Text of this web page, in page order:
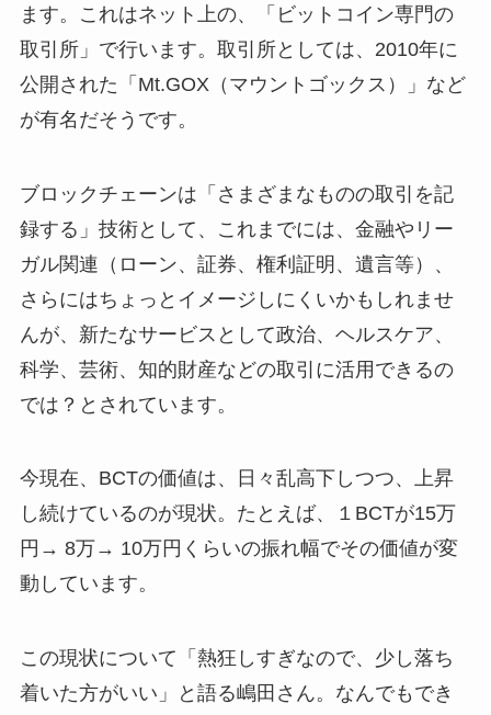
ます。これはネット上の、「ビットコイン専門の
取引所」で行います。取引所としては、2010年に
公開された「Mt.GOX（マウントゴックス）」など
が有名だそうです。
ブロックチェーンは「さまざまなものの取引を記
録する」技術として、これまでには、金融やリー
ガル関連（ローン、証券、権利証明、遺言等）、
さらにはちょっとイメージしにくいかもしれませ
んが、新たなサービスとして政治、ヘルスケア、
科学、芸術、知的財産などの取引に活用できるの
では？とされています。
今現在、BCTの価値は、日々乱高下しつつ、上昇
し続けているのが現状。たとえば、１BCTが15万
円→ 8万→ 10万円くらいの振れ幅でその価値が変
動しています。
この現状について「熱狂しすぎなので、少し落ち
着いた方がいい」と語る嶋田さん。なんでもでき